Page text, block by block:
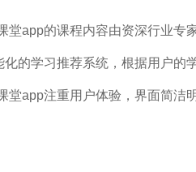
堂app的课程内容由资深行业专
的学习推荐系统，根据用户的
堂app注重用户体验，界面简洁